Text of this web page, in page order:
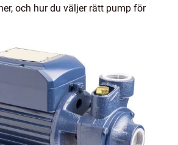
och hur du väljer rätt pump för